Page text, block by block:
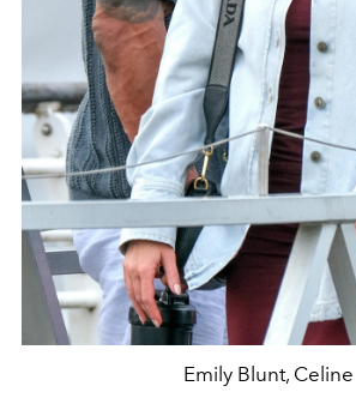
Emily Blunt, Celine